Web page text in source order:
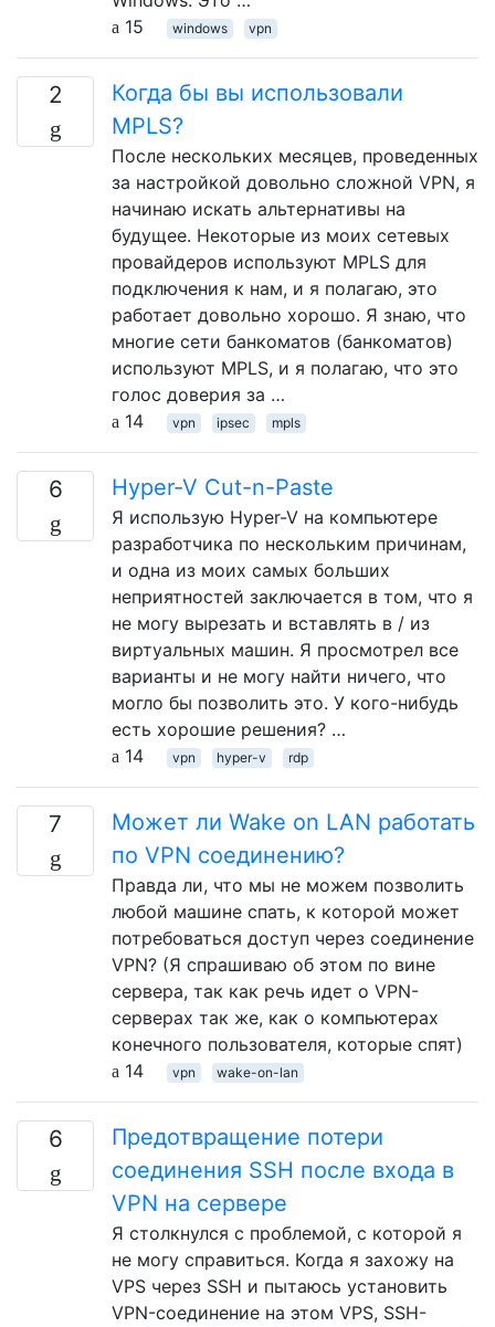
15
windows vpn
2
Когда бы вы использовали
MPLS?
После нескольких месяцев, проведенных
за настройкой довольно сложной VPN, я
начинаю искать альтернативы на
будущее. Некоторые из моих сетевых
провайдеров используют MPLS для
подключения к нам, и я полагаю, это
работает довольно хорошо. Я знаю, что
многие сети банкоматов (банкоматов)
используют MPLS, и я полагаю, что это
голос доверия за …
14
vpn ipsec mpls
6 Hyper-V Cut-n-Paste
Я использую Hyper-V на компьютере
разработчика по нескольким причинам,
и одна из моих самых больших
неприятностей заключается в том, что я
не могу вырезать и вставлять в / из
виртуальных машин. Я просмотрел все
варианты и не могу найти ничего, что
могло бы позволить это. У кого-нибудь
есть хорошие решения? …
14
vpn hyper-v rdp
7
Может ли Wake on LAN работать
по VPN соединению?
Правда ли, что мы не можем позволить
любой машине спать, к которой может
потребоваться доступ через соединение
VPN? (Я спрашиваю об этом по вине
сервера, так как речь идет о VPN-
серверах так же, как о компьютерах
конечного пользователя, которые спят)
14
vpn wake-on-lan
6
Предотвращение потери
соединения SSH после входа в
VPN на сервере
Я столкнулся с проблемой, с которой я
не могу справиться. Когда я захожу на
VPS через SSH и пытаюсь установить
VPN-соединение на этом VPS, SSH-